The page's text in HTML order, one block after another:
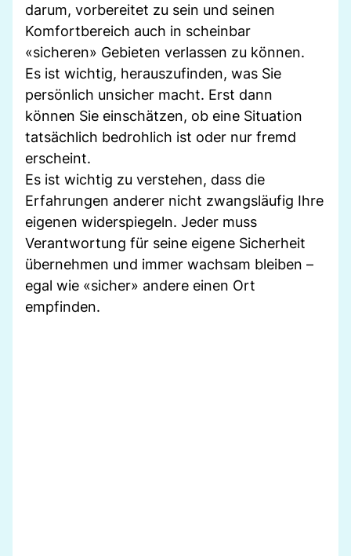
darum, vorbereitet zu sein und seinen
Komfortbereich auch in scheinbar
«sicheren» Gebieten verlassen zu können.
Es ist wichtig, herauszufinden, was Sie
persönlich unsicher macht. Erst dann
können Sie einschätzen, ob eine Situation
tatsächlich bedrohlich ist oder nur fremd
erscheint.
Es ist wichtig zu verstehen, dass die
Erfahrungen anderer nicht zwangsläufig Ihre
eigenen widerspiegeln. Jeder muss
Verantwortung für seine eigene Sicherheit
übernehmen und immer wachsam bleiben –
egal wie «sicher» andere einen Ort
empfinden.